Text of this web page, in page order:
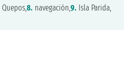
Quepos,8. navegación,9. Isla Parida,